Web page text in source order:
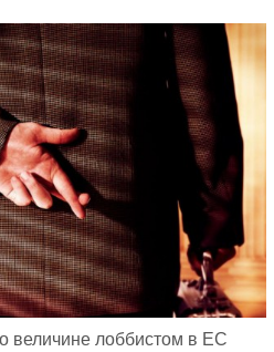
величине лоббистом в ЕС